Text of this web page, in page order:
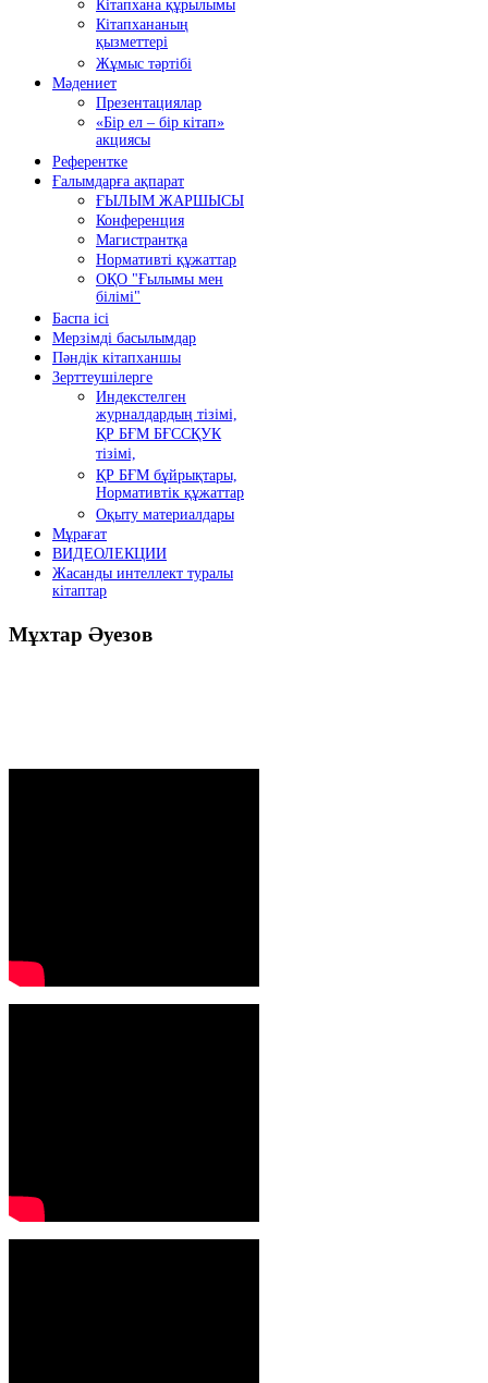
Кітапхана құрылымы
Кітапхананың
қызметтері
Жұмыс тәртібі
Мәдениет
Презентациялар
«Бір ел – бір кітап»
акциясы
Референтке
Ғалымдарға ақпарат
ҒЫЛЫМ ЖАРШЫСЫ
Конференция
Магистрантқа
Нормативті құжаттар
ОҚО "Ғылымы мен
білімі"
Баспа ісі
Мерзімді басылымдар
Пәндік кітапханшы
Зерттеушілерге
Индекстелген
журналдардың тізімі,
ҚР БҒМ БҒССҚУК
тізімі,
ҚР БҒМ бұйрықтары,
Нормативтік құжаттар
Оқыту материалдары
Мұрағат
ВИДЕОЛЕКЦИИ
Жасанды интеллект туралы
кітаптар
Мұхтар Әуезов